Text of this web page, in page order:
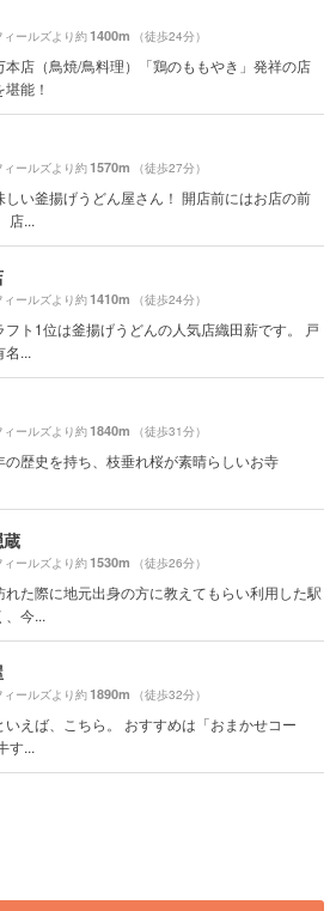
ールズより約1400m （徒歩24分）
本店（鳥焼/鳥料理）「鶏のももやき」発祥の店
能！
ールズより約1570m （徒歩27分）
しい釜揚げうどん屋さん！ 開店前にはお店の前
店...
ールズより約1410m （徒歩24分）
フト1位は釜揚げうどんの人気店織田薪です。 戸
名...
ールズより約1840m （徒歩31分）
の歴史を持ち、枝垂れ桜が素晴らしいお寺
蔵
ールズより約1530m （徒歩26分）
れた際に地元出身の方に教えてもらい利用した駅
、今...
ールズより約1890m （徒歩32分）
いえば、こちら。 おすすめは「おまかせコー
す...